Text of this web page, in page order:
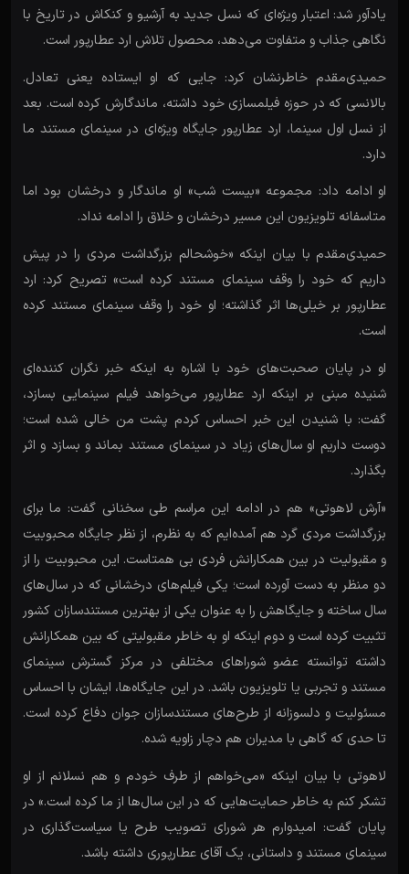
یادآور شد: اعتبار ویژه‌ای که نسل جدید به آرشیو و کنکاش در تاریخ با
نگاهی جذاب و متفاوت می‌دهد، محصول تلاش ارد عطارپور است.
حمیدی‌مقدم خاطرنشان کرد: جایی که او ایستاده یعنی تعادل.
بالانسی که در حوزه فیلمسازی خود داشته، ماندگارش کرده است. بعد
از نسل اول سینما، ارد عطارپور جایگاه ویژه‌ای در سینمای مستند ما
دارد.
او ادامه داد: مجموعه «بیست شب» او ماندگار و درخشان بود اما
متاسفانه تلویزیون این مسیر درخشان و خلاق را ادامه نداد.
حمیدی‌مقدم با بیان اینکه «خوشحالم بزرگداشت مردی را در پیش
داریم که خود را وقف سینمای مستند کرده است» تصریح کرد: ارد
عطارپور بر خیلی‌ها اثر گذاشته؛ او خود را وقف سینمای مستند کرده
است.
او در پایان صحبت‌های خود با اشاره به اینکه خبر نگران کننده‌ای
شنیده مبنی بر اینکه ارد عطارپور می‌خواهد فیلم سینمایی بسازد،
گفت: با شنیدن این خبر احساس کردم پشت من خالی شده است؛
دوست داریم او سال‌های زیاد در سینمای مستند بماند و بسازد و اثر
بگذارد.
«آرش لاهوتی» هم در ادامه این مراسم طی سخنانی گفت: ما برای
بزرگداشت مردی گرد هم آمده‌ایم که به نظرم، از نظر جایگاه محبوبیت
و مقبولیت در بین همکارانش فردی بی همتاست. این محبوبیت را از
دو منظر به دست آورده است؛ یکی فیلم‌های درخشانی که در سال‌های
سال ساخته و جایگاهش را به عنوان یکی از بهترین مستندسازان کشور
تثبیت کرده است و دوم اینکه او به خاطر مقبولیتی که بین همکارانش
داشته توانسته عضو شوراهای مختلفی در مرکز گسترش سینمای
مستند و تجربی یا تلویزیون باشد. در این جایگاه‌ها، ایشان با احساس
مسئولیت و دلسوزانه از طرح‌های مستندسازان جوان دفاع کرده است.
تا حدی که گاهی با مدیران هم دچار زاویه شده.‌
لاهوتی با بیان اینکه «می‌خواهم از طرف خودم و هم نسلانم از او
تشکر کنم به خاطر حمایت‌هایی که در این سال‌ها از ما کرده است.» در
پایان گفت: امیدوارم هر شورای تصویب طرح یا سیاست‌گذاری در
سینمای مستند و داستانی، یک آقای عطارپوری داشته باشد.